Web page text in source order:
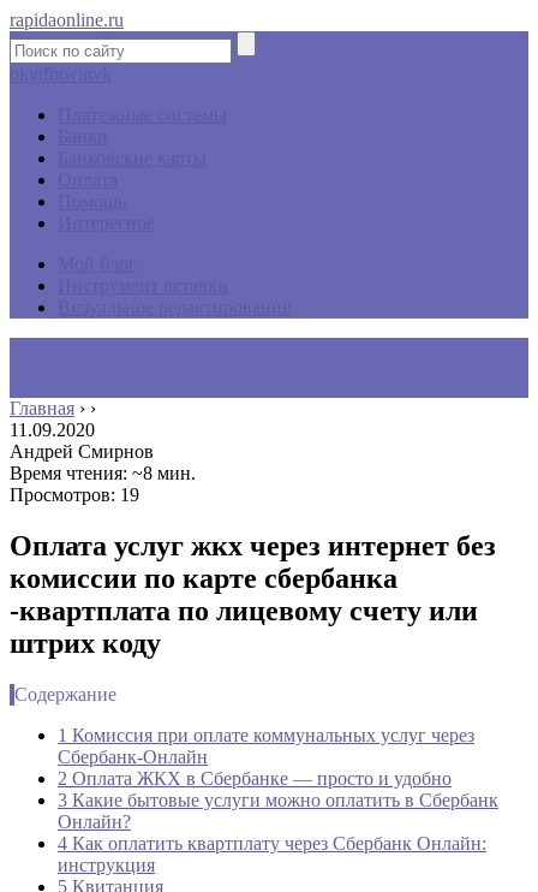
rapidaonline.ru
Главная › ›
11.09.2020
Андрей Смирнов
Время чтения: ~8 мин.
Просмотров: 19
Оплата услуг жкх через интернет без
комиссии по карте сбербанка
-квартплата по лицевому счету или
штрих коду
Содержание
1 Комиссия при оплате коммунальных услуг через
Сбербанк-Онлайн
2 Оплата ЖКХ в Сбербанке — просто и удобно
3 Какие бытовые услуги можно оплатить в Сбербанк
Онлайн?
4 Как оплатить квартплату через Сбербанк Онлайн:
инструкция
5 Квитанция